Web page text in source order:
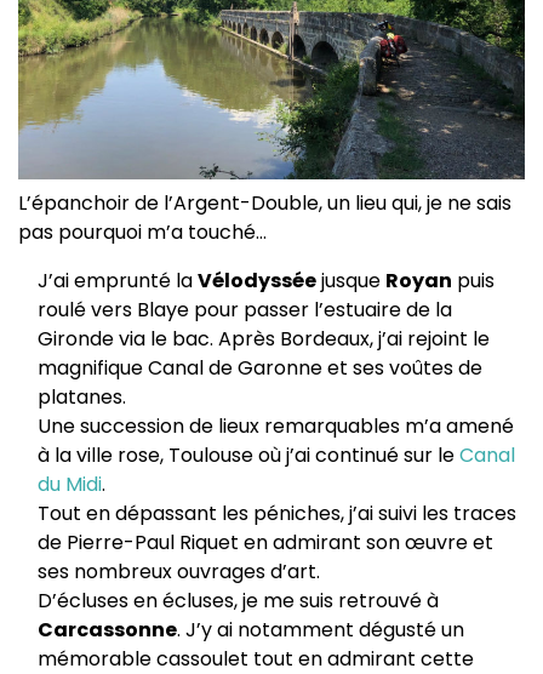
L’épanchoir de l’Argent-Double, un lieu qui, je ne sais
pas pourquoi m’a touché…
J’ai emprunté laVélodysséejusque Royan puis
roulé vers Blaye pour passer l’estuaire de la
Gironde via le bac. Après Bordeaux, j’ai rejoint le
magnifique Canal de Garonne et ses voûtes de
platanes.
Une succession de lieux remarquables m’a amené
à la ville rose, Toulouse où j’ai continué sur leCanal
du Midi.
Tout en dépassant les péniches, j’ai suivi les traces
de Pierre-Paul Riquet en admirant son œuvre et
ses nombreux ouvrages d’art.
D’écluses en écluses, je me suis retrouvé à
Carcassonne. J’y ai notamment dégusté un
mémorable cassoulet tout en admirant cette